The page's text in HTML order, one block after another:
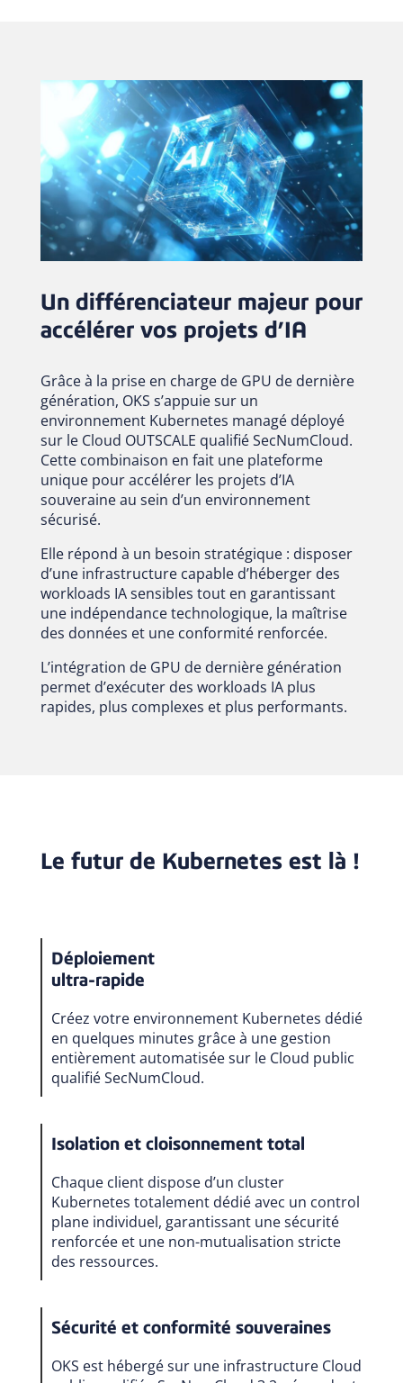
Un différenciateur majeur pour
accélérer vos projets d’IA
Grâce à la prise en charge de GPU de dernière
génération, OKS s’appuie sur un
environnement Kubernetes managé déployé
sur le Cloud OUTSCALE qualifié SecNumCloud.
Cette combinaison en fait une plateforme
unique pour accélérer les projets d’IA
souveraine au sein d’un environnement
sécurisé.
Elle répond à un besoin stratégique : disposer
d’une infrastructure capable d’héberger des
workloads IA sensibles tout en garantissant
une indépendance technologique, la maîtrise
des données et une conformité renforcée.
L’intégration de GPU de dernière génération
permet d’exécuter des workloads IA plus
rapides, plus complexes et plus performants.
Le futur de Kubernetes est là !
Déploiement
ultra-rapide
Créez votre environnement Kubernetes dédié
en quelques minutes grâce à une gestion
entièrement automatisée sur le Cloud public
qualifié SecNumCloud.
Isolation et cloisonnement total
Chaque client dispose d’un cluster
Kubernetes totalement dédié avec un control
plane individuel, garantissant une sécurité
renforcée et une non-mutualisation stricte
des ressources.
Sécurité et conformité souveraines
OKS est hébergé sur une infrastructure Cloud